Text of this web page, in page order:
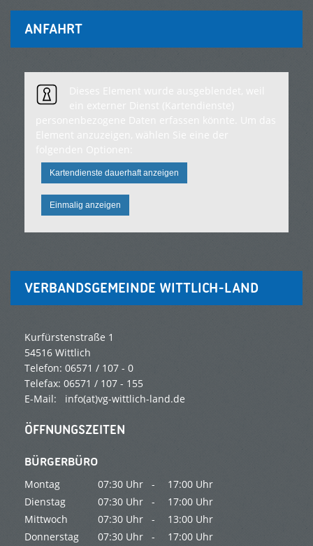
ANFAHRT
Kartendienste dauerhaft anzeigen
Einmalig anzeigen
VERBANDSGEMEINDE WITTLICH-LAND
Kurfürstenstraße 1
54516 Wittlich
Telefon: 06571 / 107 - 0
Telefax: 06571 / 107 - 155
E-Mail: info(at)vg-wittlich-land.de
ÖFFNUNGSZEITEN
BÜRGERBÜRO
Montag 07:30 Uhr -
17:00 Uhr
Dienstag
07:30 Uhr -
17:00 Uhr
Mittwoch
07:30 Uhr -
13:00 Uhr
Donnerstag
07:30 Uhr -
17:00 Uhr